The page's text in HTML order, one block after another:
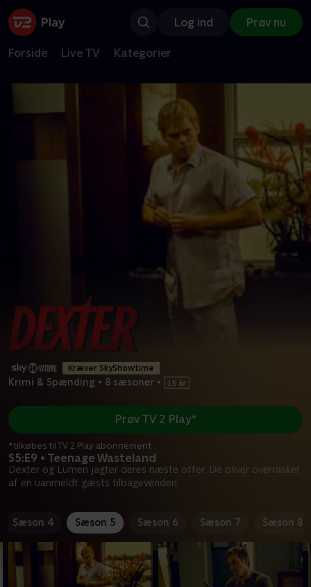
Log ind Prøv nu
Forside Live TV Kategorier
Kræver SkyShowtime
Krimi & Spænding • 8 sæsoner •
S5:E9 • Teenage Wasteland
Dexter og Lumen jagter deres næste offer. De bliver overrasker
af en uanmeldt gæsts tilbagevenden.
Prøv TV 2 Play*
*tilkøbes til TV 2 Play abonnement
Sæson 4 Sæson 5 Sæson 6 Sæson 7 Sæson 8